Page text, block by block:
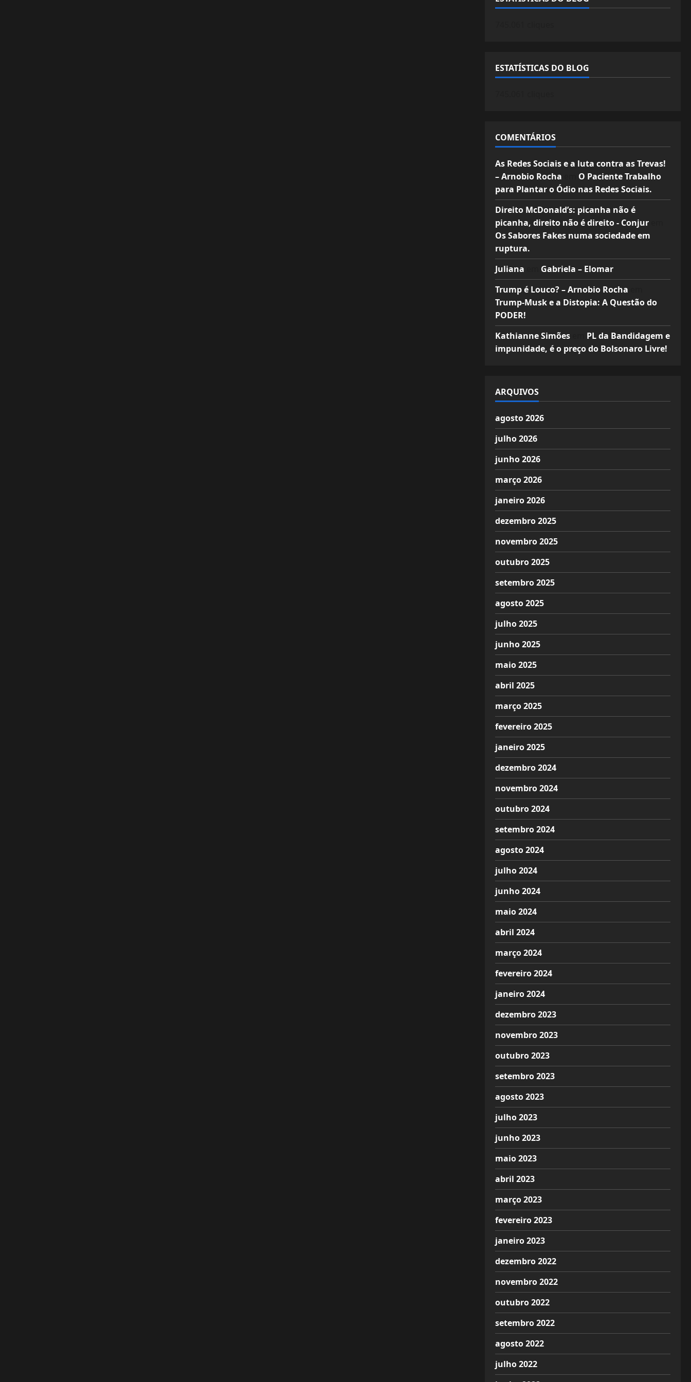
ESTATÍSTICAS DO BLOG
COMENTÁRIOS
As Redes Sociais e a luta contra as Trevas!
– Arnobio Rocha
O Paciente Trabalho
para Plantar o Ódio nas Redes Sociais.
Direito McDonald’s: picanha não é
picanha, direito não é direito - Conjurem
Os Sabores Fakes numa sociedade em
ruptura.
Juliana
Gabriela – Elomar
Trump é Louco? – Arnobio Rocha
Trump-Musk e a Distopia: A Questão do
PODER!
Kathianne Simõesem PL da Bandidagem e
impunidade, é o preço do Bolsonaro Livre!
ARQUIVOS
agosto 2026
julho 2026
junho 2026
março 2026
janeiro 2026
dezembro 2025
novembro 2025
outubro 2025
setembro 2025
agosto 2025
julho 2025
junho 2025
maio 2025
abril 2025
março 2025
fevereiro 2025
janeiro 2025
dezembro 2024
novembro 2024
outubro 2024
setembro 2024
agosto 2024
julho 2024
junho 2024
maio 2024
abril 2024
março 2024
fevereiro 2024
janeiro 2024
dezembro 2023
novembro 2023
outubro 2023
setembro 2023
agosto 2023
julho 2023
junho 2023
maio 2023
abril 2023
março 2023
fevereiro 2023
janeiro 2023
dezembro 2022
novembro 2022
outubro 2022
setembro 2022
agosto 2022
julho 2022